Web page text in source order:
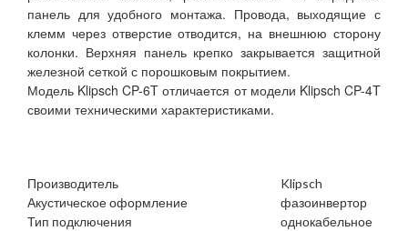
панель для удобного монтажа. Провода, выходящие с
клемм через отверстие отводится, на внешнюю сторону
колонки. Верхняя панель крепко закрывается защитной
железной сеткой с порошковым покрытием.
Модель Klipsch CP-6T отличается от модели Klipsch CP-4T
своими техническими характеристиками.
Производитель
Klipsch
Акустическое оформление
фазоинвертор
Тип подключения
однокабельное